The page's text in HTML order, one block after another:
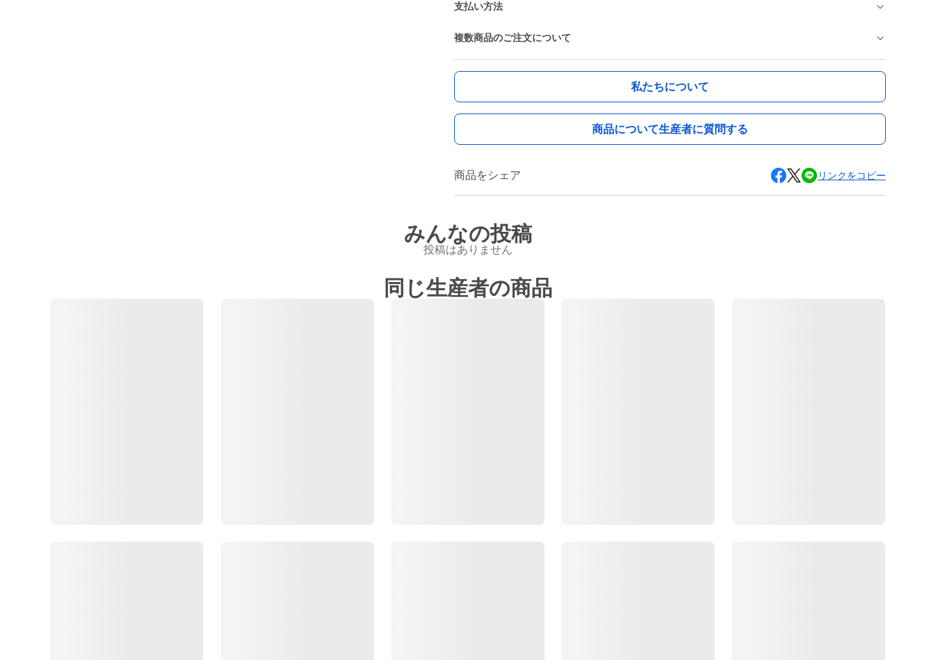
支払い方法
複数商品のご注文について
私たちについて
商品について生産者に質問する
商品をシェア リンクをコピー
みんなの投稿
投稿はありません
同じ生産者の商品